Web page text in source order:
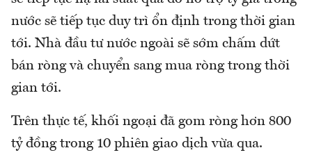
nước sẽ tiếp tục duy trì ổn định trong thời gian
tới. Nhà đầu tư nước ngoài sẽ sớm chấm dứt
bán ròng và chuyển sang mua ròng trong thời
gian tới.
Trên thực tế, khối ngoại đã gom ròng hơn 800
tỷ đồng trong 10 phiên giao dịch vừa qua.